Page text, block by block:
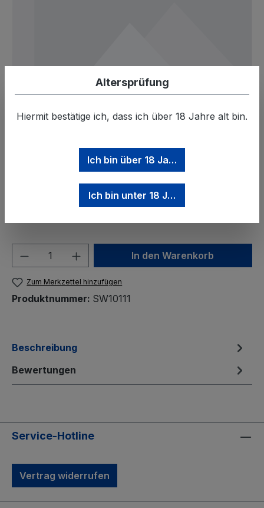
Regulärer Preis:
-2,00 €
MEHRWEGPFAND
Produkt Anzahl: Gib denIn den Warenkorb
Zum Merkzettel hinzufügen
Produktnummer: SW10111
Beschreibung
Bewertungen
Service-Hotline
Vertrag widerrufen
Altersprüfung
Hiermit bestätige ich, dass ich über 18 Jahre alt bin.
Ich bin über 18 Jahre
Ich bin unter 18 Jahre